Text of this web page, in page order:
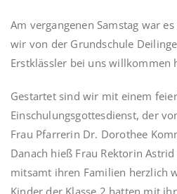
Am vergangenen Samstag war
wir von der Grundschule
Erstklässler bei uns willkommen
Gestartet sind wir mit einem
Einschulungsgottesdienst, der
Frau Pfarrerin Dr. Dorothee
Danach hieß Frau Rektorin
mitsamt ihren Familien herzlich